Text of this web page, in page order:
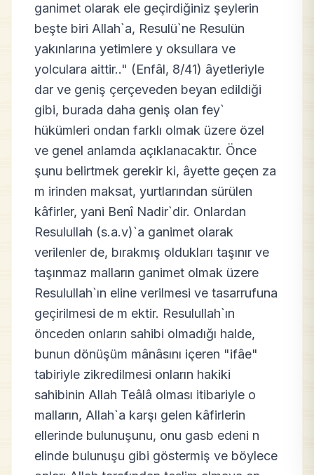
ganimet olarak ele geçirdiğiniz şeylerin
beşte biri Allah`a, Resulü`ne Resulün
yakınlarına yetimlere y oksullara ve
yolculara aittir.." (Enfâl, 8/41) âyetleriyle
dar ve geniş çerçeveden beyan edildiği
gibi, burada daha geniş olan fey`
hükümleri ondan farklı olmak üzere özel
ve genel anlamda açıklanacaktır. Önce
şunu belirtmek gerekir ki, âyette geçen za
m irinden maksat, yurtlarından sürülen
kâfirler, yani Benî Nadir`dir. Onlardan
Resulullah (s.a.v)`a ganimet olarak
verilenler de, bırakmış oldukları taşınır ve
taşınmaz malların ganimet olmak üzere
Resulullah`ın eline verilmesi ve tasarrufuna
geçirilmesi de m ektir. Resulullah`ın
önceden onların sahibi olmadığı halde,
bunun dönüşüm mânâsını içeren "ifâe"
tabiriyle zikredilmesi onların hakiki
sahibinin Allah Teâlâ olması itibariyle o
malların, Allah`a karşı gelen kâfirlerin
ellerinde bulunuşunu, onu gasb edeni n
elinde bulunuşu gibi göstermiş ve böylece